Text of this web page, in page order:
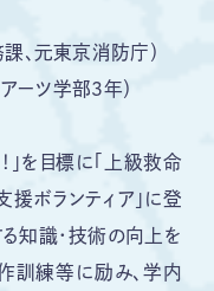
元東京消防庁）
ツ学部３年）
」を目標に「上級救命
ボランティア」に登
る知識・技術の向上を
訓練等に励み、学内